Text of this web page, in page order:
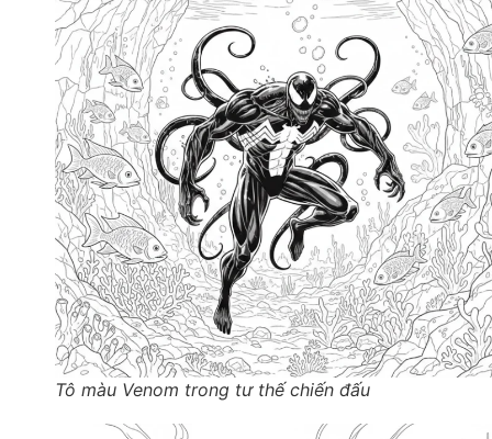
Tô màu Venom trong tư thế chiến đấu